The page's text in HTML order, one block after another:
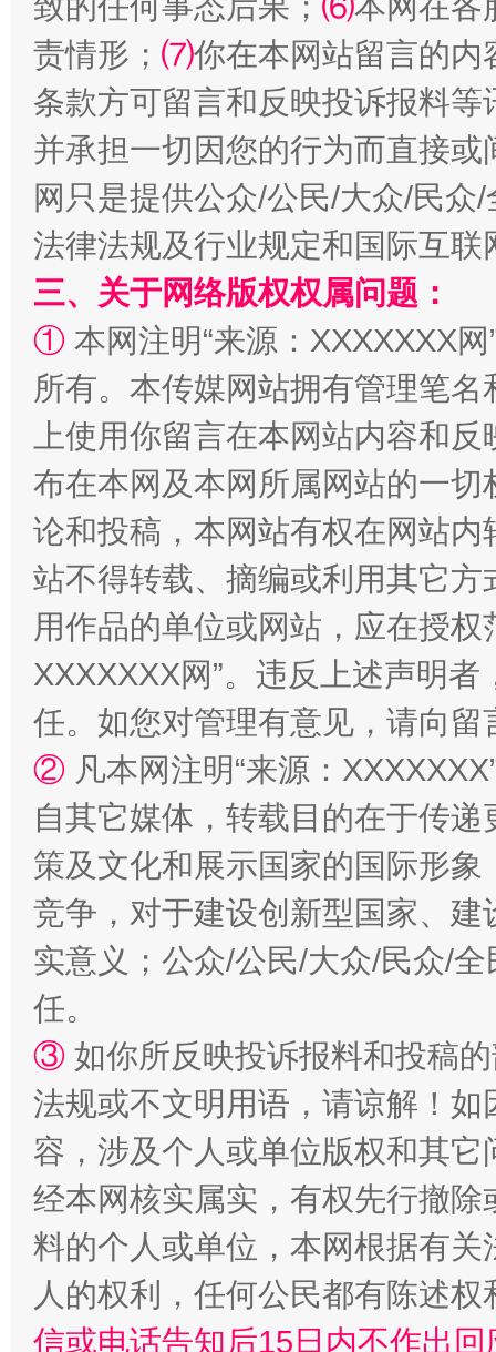
阿坝州三大球赛在茂县开幕 规模
国家大学科技园优化重塑工作
扯下公款旅游的“隐身衣” 如何以
责情形； ⑺你在本网站留言的内
条款方可留言和反映投诉报料
并承担一切因您的行为而直接
网只是提供公众/公民/大众/民
法律法规及行业规定和国际互
三、关于网络版权权属问题：
① 本网注明“来源：XXXXXXX
所有。本传媒网站拥有管理笔
上使用你留言在本网站内容和
布在本网及本网所属网站的一
论和投稿，本网站有权在网站
站不得转载、摘编或利用其它
用作品的单位或网站，应在授
XXXXXXX网”。违反上述声明
任。如您对管理有意见，请向
② 凡本网注明“来源：
自其它媒体，转载目的在于传
策及文化和展示国家的国际形
竞争，对于建设创新型国家、
实意义；公众/公民/大众/民众/
任。
③ 如你所反映投诉报料和投稿
法规或不文明用语，请谅解！
容，涉及个人或单位版权和其它
经本网核实属实，有权先行撤
料的个人或单位，本网根据有
人的权利，任何公民都有陈述
信或电话告知后15日内不作出